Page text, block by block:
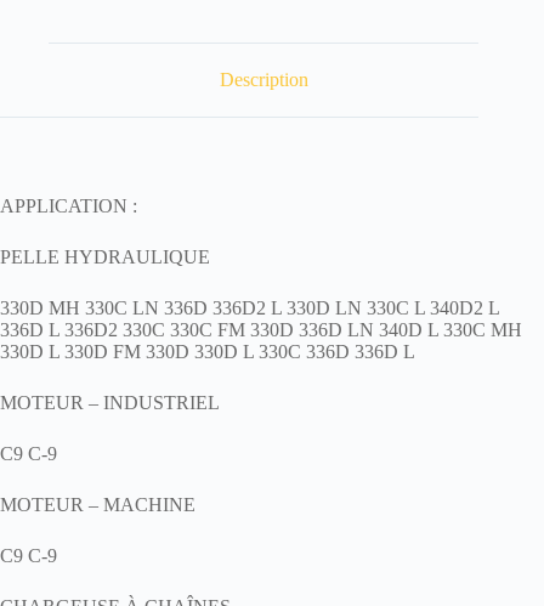
Description
APPLICATION :
PELLE HYDRAULIQUE
330D MH 330C LN 336D 336D2 L 330D LN 330C L 340D2 L
336D L 336D2 330C 330C FM 330D 336D LN 340D L 330C MH
330D L 330D FM 330D 330D L 330C 336D 336D L
MOTEUR – INDUSTRIEL
C9 C-9
MOTEUR – MACHINE
C9 C-9